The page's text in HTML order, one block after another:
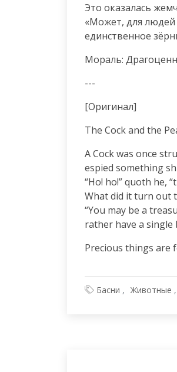
Это оказалась
«Может, для
единственное
Мораль:
---
[Оригинал]
The Cock and the
A Cock was once
espied something
“Ho! ho!” quoth he,
What did it turn out
“You may be a
rather have a single
Precious things are
Басни Животные